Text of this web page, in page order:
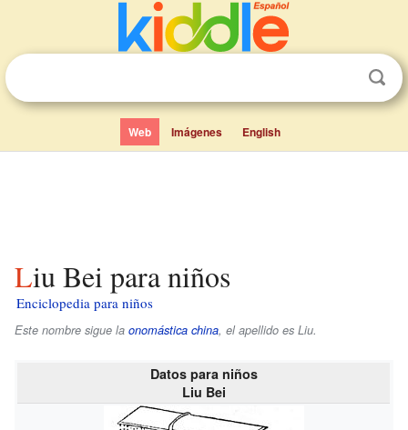
Web Imágenes English
Liu Bei para niños
Enciclopedia para niños
Este nombre sigue la onomástica china, el apellido es Liu.
Datos para niños
Liu Bei